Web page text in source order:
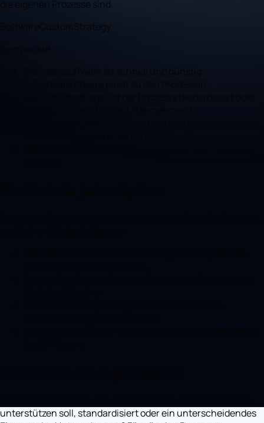
die eigenen Prozesse sind.
SoftwareCustomStrategy
unterstützen soll, standardisiert oder ein unterscheidendes